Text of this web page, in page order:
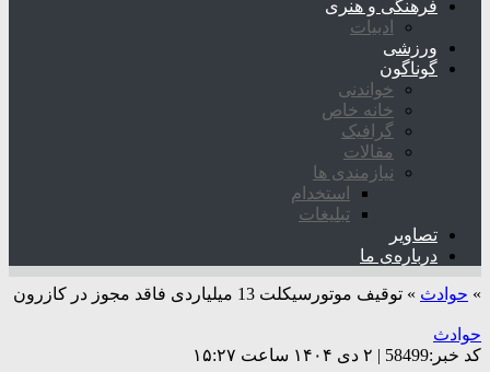
فرهنگی و هنری
ادبیات
ورزشی
گوناگون
خواندنی
خانه خاص
گرافیک
مقالات
نیازمندی ها
استخدام
تبلیغات
تصاویر
درباره‌ی ما
» حوادث » توقیف موتورسیکلت 13 میلیاردی فاقد مجوز در کازرون
حوادث
کد خبر:58499 | ۲ دی ۱۴۰۴ ساعت ۱۵:۲۷